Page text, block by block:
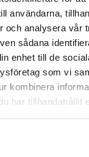
användarna,
och analysera vår
sådana
enhet till de
som vi
kombinera
har tillhandahållit
använt deras
1690 kr
XLR Fe
2.5m
278 kr